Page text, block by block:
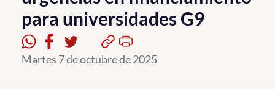
Admisión
Pregrado
para universidades G9
Martes 7 de octubre de 2025